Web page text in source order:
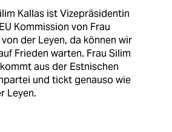
Kallas ist Vizepräsidentin
Kommission von Frau
von der Leyen, da können wir
Frieden warten. Frau Silim
aus der Estnischen
und tickt genauso wie
Leyen.